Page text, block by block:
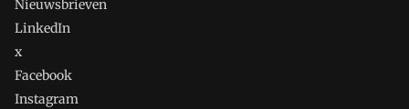
Nieuwsbrieven
LinkedIn
x
Facebook
Instagram